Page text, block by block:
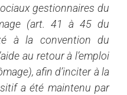
gestionnaires du
(art. 41 à 45 du
à la convention du
au retour à l’emploi
afin d’inciter à la
a été maintenu par